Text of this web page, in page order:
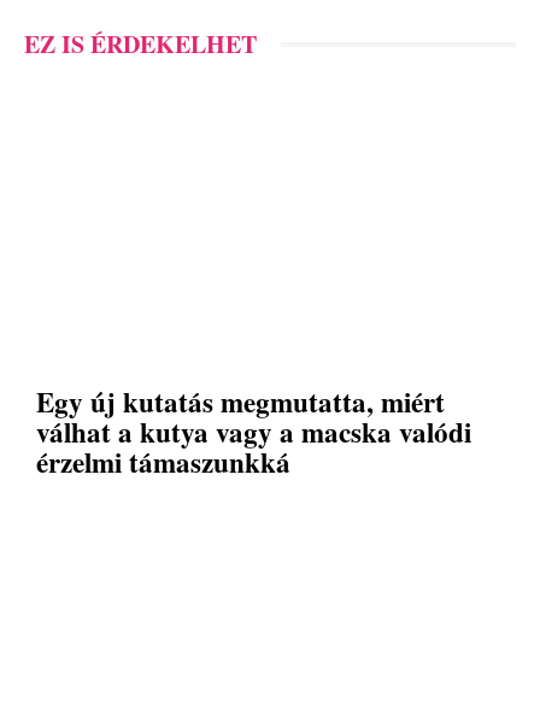
EZ IS ÉRDEKELHET
Egy új kutatás megmutatta, miért
válhat a kutya vagy a macska valódi
érzelmi támaszunkká